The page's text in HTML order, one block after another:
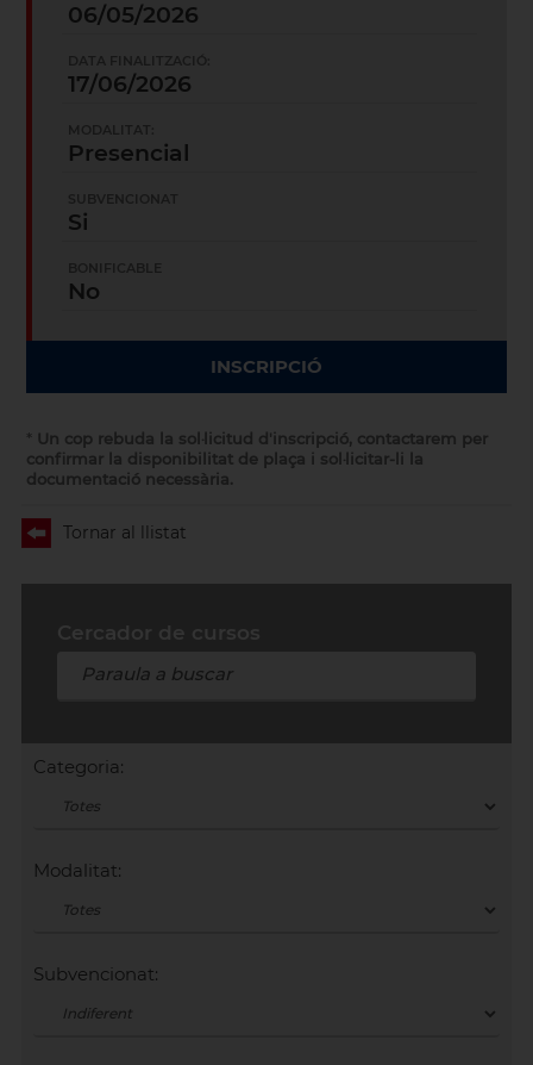
Categoria:
Modalitat:
Subvencionat:
06/05/2026
17/06/2026
Presencial
Si
No
INSCRIPCIÓ
* Un cop rebuda la sol·licitud d'inscripció, contactarem per
confirmar la disponibilitat de plaça i sol·licitar-li la
documentació necessària.
Tornar al llistat